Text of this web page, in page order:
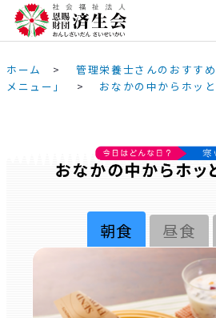
ホーム >管理栄養士さんのおすす
メニュー」
> おなかの中からホッ
朝食 昼食